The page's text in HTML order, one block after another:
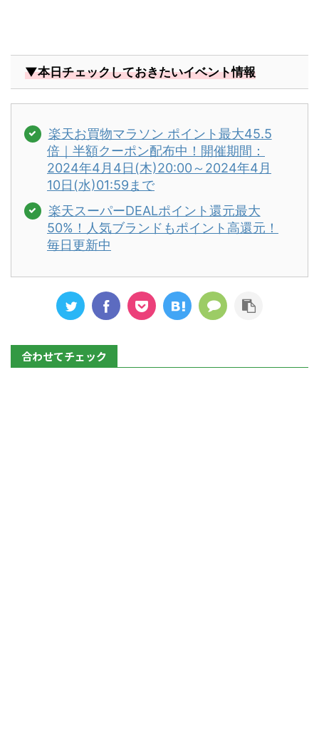
▼本日チェックしておきたいイベント情報
楽天お買物マラソン ポイント最大45.5
倍｜半額クーポン配布中！開催期間：
2024年4月4日(木)20:00～2024年4月
10日(水)01:59まで
楽天スーパーDEALポイント還元最大
50%！人気ブランドもポイント高還元！
毎日更新中
合わせてチェック